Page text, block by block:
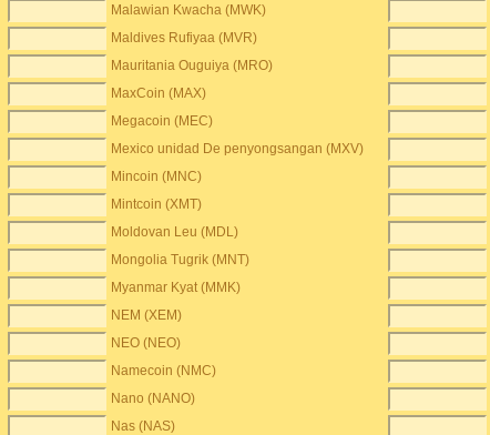
Malawian Kwacha (MWK)
Maldives Rufiyaa (MVR)
Mauritania Ouguiya (MRO)
MaxCoin (MAX)
Megacoin (MEC)
Mexico unidad De penyongsangan (MXV)
Mincoin (MNC)
Mintcoin (XMT)
Moldovan Leu (MDL)
Mongolia Tugrik (MNT)
Myanmar Kyat (MMK)
NEM (XEM)
NEO (NEO)
Namecoin (NMC)
Nano (NANO)
Nas (NAS)